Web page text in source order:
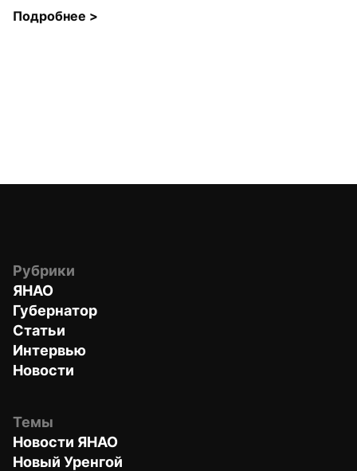
Подробнее >
Рубрики
ЯНАО
Губернатор
Статьи
Интервью
Новости
Темы
Новости ЯНАО
Новый Уренгой